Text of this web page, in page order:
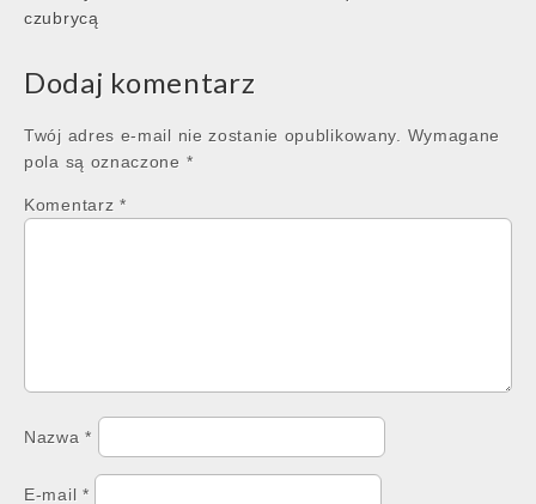
navigation
czubrycą
Dodaj komentarz
Twój adres e-mail nie zostanie opublikowany.
Wymagane
pola są oznaczone *
Komentarz *
Nazwa*
E-mail *